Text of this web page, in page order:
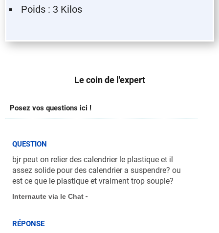
Poids : 3 Kilos
Le coin de l'expert
Posez vos questions ici !
QUESTION
bjr peut on relier des calendrier le plastique et il
assez solide pour des calendrier a suspendre? ou
est ce que le plastique et vraiment trop souple?
Internaute via le Chat -
RÉPONSE